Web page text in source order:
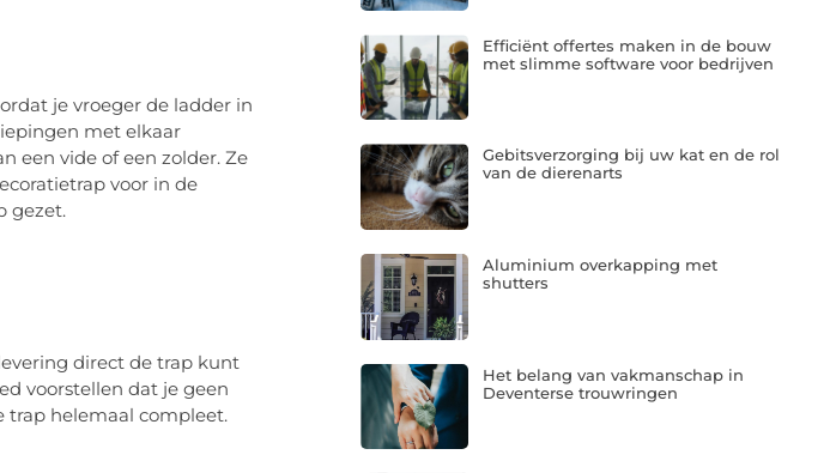
je vroeger de ladder in
met elkaar
een vide of een zolder. Ze
voor in de
gezet.
direct de trap kunt
voorstellen dat je geen
trap helemaal compleet.
Efficiënt offertes maken in de bouw
met slimme software voor bedrijven
Gebitsverzorging bij uw kat en de rol
van de dierenarts
Aluminium overkapping met
shutters
Het belang van vakmanschap in
Deventerse trouwringen